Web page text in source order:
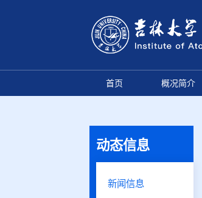
首页 概况简介
动态信息
新闻信息